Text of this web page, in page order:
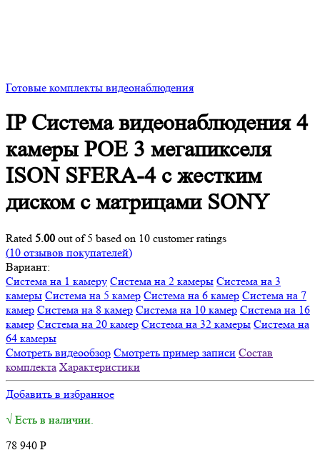
Готовые комплекты видеонаблюдения
IP Система видеонаблюдения 4
камеры POE 3 мегапикселя
ISON SFERA-4 с жестким
диском с матрицами SONY
Rated 5.00 out of 5 based on 10 customer ratings
(10 отзывов покупателей)
Вариант:
Система на 1 камеру Система на 2 камеры Система на 3
камеры Система на 5 камер Система на 6 камер Система на 7
камер Система на 8 камер Система на 10 камер Система на 16
камер Система на 20 камер Система на 32 камеры Система на
64 камеры
Смотреть видеообзор Смотреть пример записи Состав
комплекта Характеристики
Добавить в избранное
√ Есть в наличии.
78 940 Р